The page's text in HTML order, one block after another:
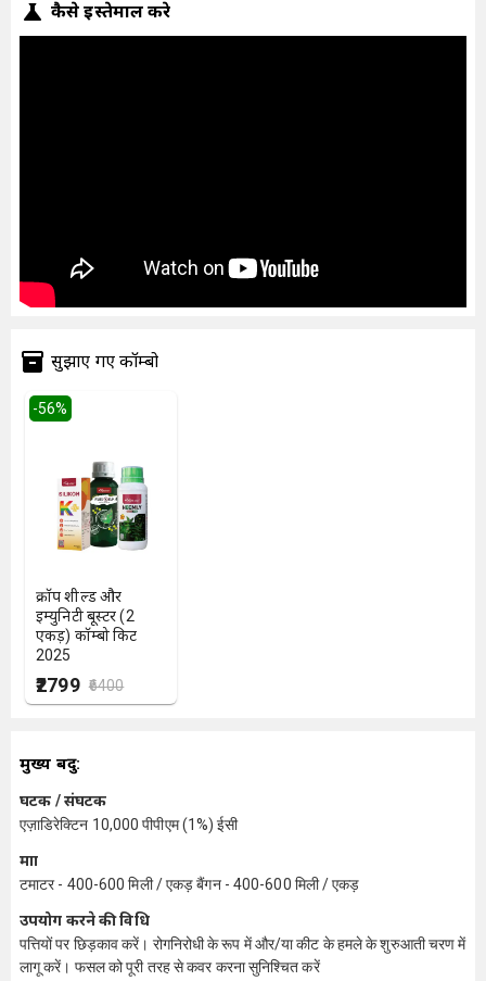
कैसे इस्तेमाल करे
सुझाएं गए कॉम्बो
-56%
क्रॉप शील्ड और
इम्युनिटी बूस्टर (2
एकड़) कॉम्बो किट
2025
₹2799 ₹6400
मुख्य बिंदु:
घटक / संघटक
एज़ाडिरेक्टिन 10,000 पीपीएम (1%) ईसी
मात्रा
टमाटर - 400-600 मिली / एकड़ बैंगन - 400-600 मिली / एकड़
उपयोग करने की विधि
पत्तियों पर छिड़काव करें। रोगनिरोधी के रूप में और/या कीट के हमले के शुरुआती चरण में
लागू करें। फसल को पूरी तरह से कवर करना सुनिश्चित करें